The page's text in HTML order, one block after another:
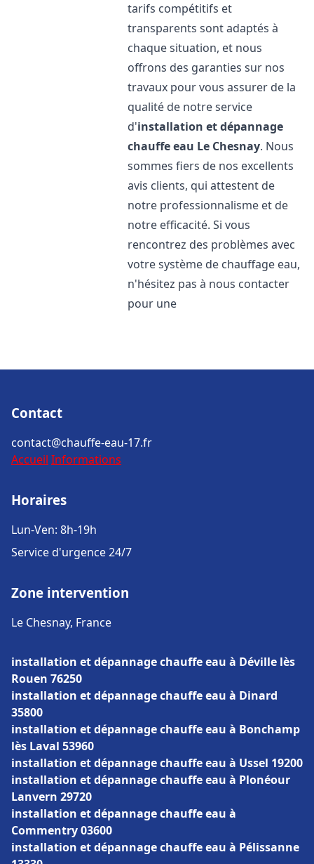
tarifs compétitifs et
transparents sont adaptés à
chaque situation, et nous
offrons des garanties sur nos
travaux pour vous assurer de la
qualité de notre service
d'installation et dépannage
chauffe eau Le Chesnay. Nous
sommes fiers de nos excellents
avis clients, qui attestent de
notre professionnalisme et de
notre efficacité. Si vous
rencontrez des problèmes avec
votre système de chauffage eau,
n'hésitez pas à nous contacter
pour une
Contact
contact@chauffe-eau-17.fr
Accueil Informations
Horaires
Lun-Ven: 8h-19h
Service d'urgence 24/7
Zone intervention
Le Chesnay, France
installation et dépannage chauffe eau à Déville lès
Rouen 76250
installation et dépannage chauffe eau à Dinard
35800
installation et dépannage chauffe eau à Bonchamp
lès Laval 53960
installation et dépannage chauffe eau à Ussel 19200
installation et dépannage chauffe eau à Plonéour
Lanvern 29720
installation et dépannage chauffe eau à
Commentry 03600
installation et dépannage chauffe eau à Pélissanne